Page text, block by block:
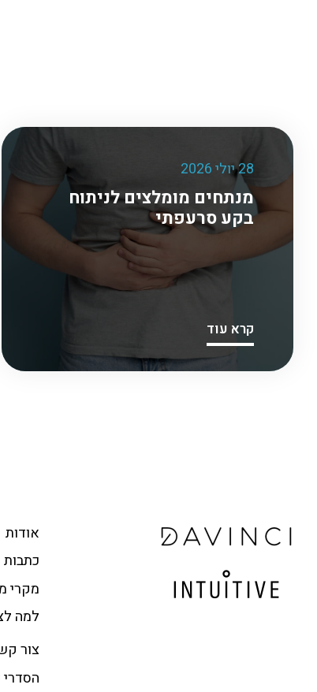
28 יולי 2026
מנתחים מומלצים לניתוח
בקע סרעפתי
קרא עוד
אודות
כתבות
מקרי
למה
צור
הסדרי